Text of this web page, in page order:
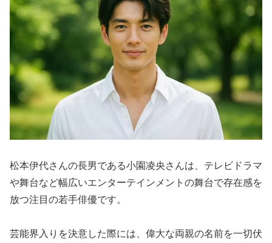
松本伊代さんの長男である小園凌央さんは、テレビドラマ
や舞台など幅広いエンターテインメントの舞台で存在感を
放つ注目の若手俳優です。
芸能界入りを決意した際には、偉大な両親の名前を一切伏